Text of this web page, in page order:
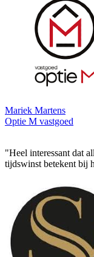
Mariek Martens
Optie M vastgoed
"Heel interessant dat
tijdswinst betekent bij